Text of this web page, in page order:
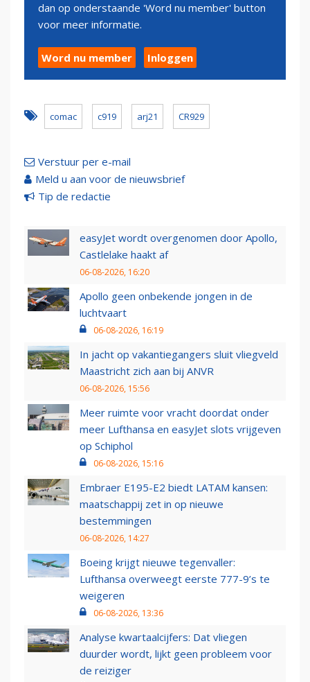
dan op onderstaande 'Word nu member' button
voor meer informatie.
Word nu member Inloggen
comac c919 arj21 CR929
Verstuur per e-mail
Meld u aan voor de nieuwsbrief
Tip de redactie
easyJet wordt overgenomen door Apollo,
Castlelake haakt af
06-08-2026, 16:20
Apollo geen onbekende jongen in de
luchtvaart
06-08-2026, 16:19
In jacht op vakantiegangers sluit vliegveld
Maastricht zich aan bij ANVR
06-08-2026, 15:56
Meer ruimte voor vracht doordat onder
meer Lufthansa en easyJet slots vrijgeven
op Schiphol
06-08-2026, 15:16
Embraer E195-E2 biedt LATAM kansen:
maatschappij zet in op nieuwe
bestemmingen
06-08-2026, 14:27
Boeing krijgt nieuwe tegenvaller:
Lufthansa overweegt eerste 777-9’s te
weigeren
06-08-2026, 13:36
Analyse kwartaalcijfers: Dat vliegen
duurder wordt, lijkt geen probleem voor
de reiziger